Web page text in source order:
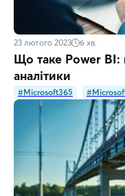
23 лютого 2023 6 хв.
Що таке Power BI:
аналітики
#Microsoft365